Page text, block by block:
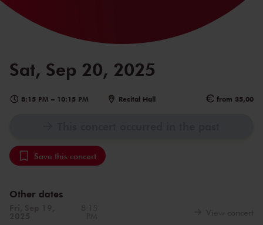
Sat, Sep 20, 2025
8:15 PM – 10:15 PM Recital Hall from 35,00
Save this concert
Other dates